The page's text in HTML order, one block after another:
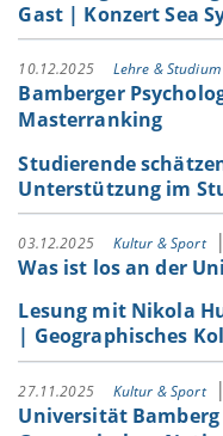
Gast | Konzert Sea
10.12.2025 Lehre & Studium
Bamberger
Masterranking
Studierende
Unterstützung im
03.12.2025 Kultur & Sport
Was ist los an der
Lesung mit Nikola
| Geographisches
27.11.2025 Kultur & Sport
Universität